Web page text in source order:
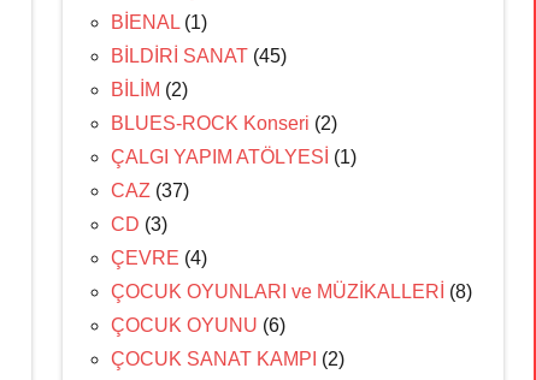
BİENAL (1)
BİLDİRİ SANAT (45)
BİLİM (2)
BLUES-ROCK Konseri (2)
ÇALGI YAPIM ATÖLYESİ (1)
CAZ (37)
CD (3)
ÇEVRE (4)
ÇOCUK OYUNLARI ve MÜZİKALLERİ (8)
ÇOCUK OYUNU (6)
ÇOCUK SANAT KAMPI (2)